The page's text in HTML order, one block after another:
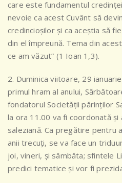
care este fundamentul
nevoie ca acest Cuvânt să
credincioșilor și ca aceștia să
din el împreună. Tema din
ce am văzut” (1 Ioan 1,3).
2. Duminicaviitoare, 29
primul hram al anului,
fondatorul Societății părinților
la ora 11.00 va fi coordonată și
saleziană. Ca pregătire pentru
anii trecuți, se va face un
joi, vineri, și sâmbăta; sfintele
predici tematice și vor fi